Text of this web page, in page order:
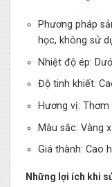
Phương pháp
học, không sử
Nhiệt độ ép:
Độ tinh khiết:
Hương vị:
Màu sắc: Vàng
Giá thành: Cao
Những lợi ích khi